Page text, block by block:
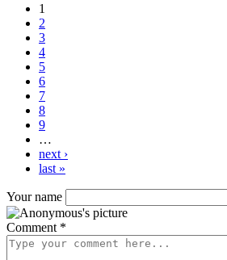
1
2
3
4
5
6
7
8
9
…
next ›
last »
Your name
Comment *